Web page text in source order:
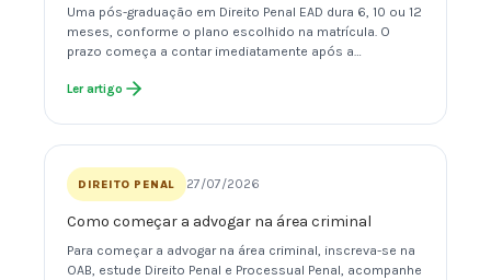
Uma pós-graduação em Direito Penal EAD dura 6, 10 ou 12
meses, conforme o plano escolhido na matrícula. O
prazo começa a contar imediatamente após a…
Ler artigo
DIREITO PENAL 27/07/2026
Como começar a advogar na área criminal
Para começar a advogar na área criminal, inscreva-se na
OAB, estude Direito Penal e Processual Penal, acompanhe